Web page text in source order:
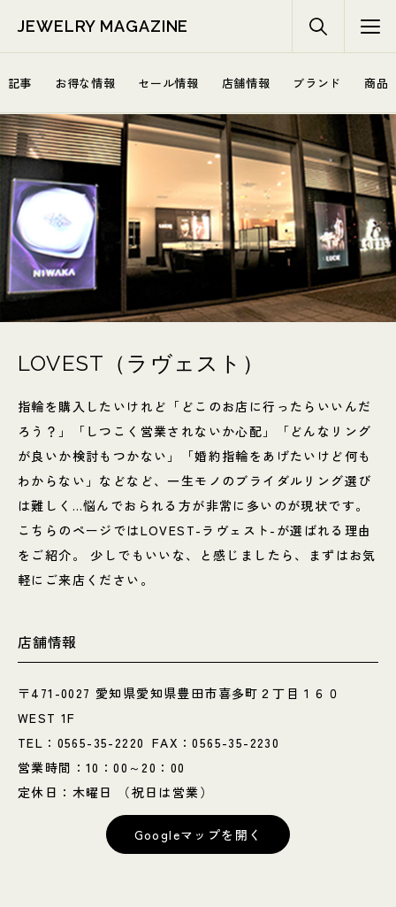
JEWELRY MAGAZINE
記事 お得な情報 セール情報 店舗情報 ブランド 商品
LOVEST（ラヴェスト）
指輪を購入したいけれど「どこのお店に行ったらいいんだ
ろう？」「しつこく営業されないか心配」「どんなリング
が良いか検討もつかない」「婚約指輪をあげたいけど何も
わからない」などなど、一生モノのブライダルリング選び
は難しく…悩んでおられる方が非常に多いのが現状です。
こちらのページではLOVEST-ラヴェスト-が選ばれる理由
をご紹介。 少しでもいいな、と感じましたら、まずはお気
軽にご来店ください。
店舗情報
〒471-0027 愛知県愛知県豊田市喜多町２丁目１６０
WEST 1F
TEL： 0565-35-2220 FAX：0565-35-2230
営業時間：10：00～20：00
定休日：木曜日 （祝日は営業）
Googleマップを開く